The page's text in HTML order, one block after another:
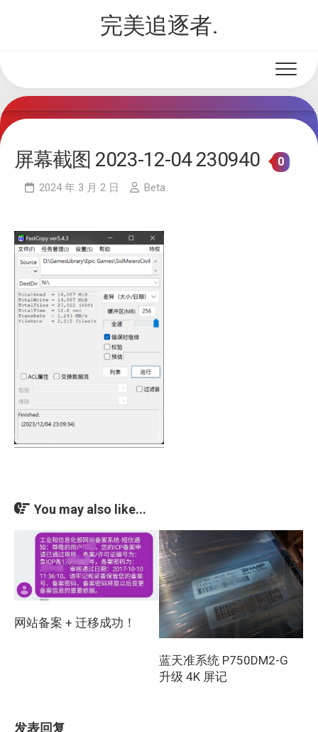
完美追逐者.
屏幕截图 2023-12-04 230940
2024 年 3 月 2 日 Beta.
0
You may also like...
网站备案 + 迁移成功！
蓝天准系统 P750DM2-G
升级 4K 屏记
发表回复